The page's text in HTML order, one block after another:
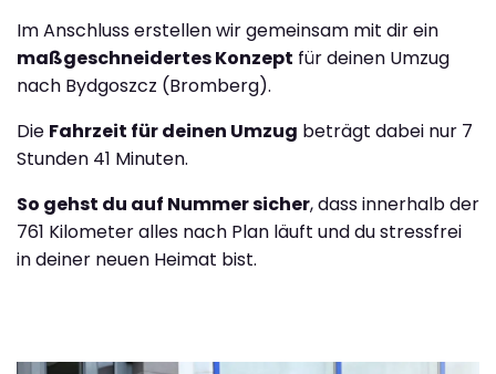
Im Anschluss erstellen wir gemeinsam mit dir ein
maßgeschneidertes Konzept für deinen Umzug
nach Bydgoszcz (Bromberg).
Die Fahrzeit für deinen Umzug beträgt dabei nur 7
Stunden 41 Minuten.
So gehst du auf Nummer sicher, dass innerhalb der
761 Kilometer alles nach Plan läuft und du stressfrei
in deiner neuen Heimat bist.